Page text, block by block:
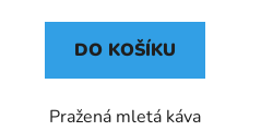
DO KOŠÍKU
Pražená mletá káva